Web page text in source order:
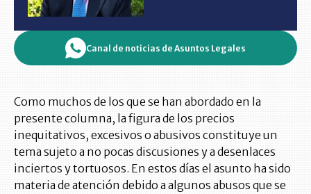
Canal de noticias de Asuntos Legales
Como muchos de los que se han abordado en la
presente columna, la figura de los precios
inequitativos, excesivos o abusivos constituye un
tema sujeto a no pocas discusiones y a desenlaces
inciertos y tortuosos. En estos días el asunto ha sido
materia de atención debido a algunos abusos que se